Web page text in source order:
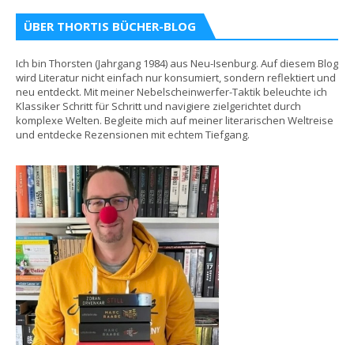
ÜBER THORTIS BÜCHER-BLOG
Ich bin Thorsten (Jahrgang 1984) aus Neu-Isenburg. Auf diesem Blog
wird Literatur nicht einfach nur konsumiert, sondern reflektiert und
neu entdeckt. Mit meiner Nebelscheinwerfer-Taktik beleuchte ich
Klassiker Schritt für Schritt und navigiere zielgerichtet durch
komplexe Welten. Begleite mich auf meiner literarischen Weltreise
und entdecke Rezensionen mit echtem Tiefgang.